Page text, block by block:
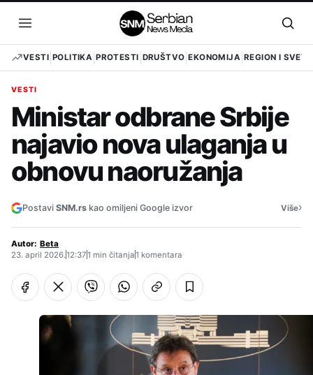
sadržaj
Otvori
meni
VESTI POLITIKA PROTESTI DRUŠTVO EKONOMIJA REGION I SVET
VESTI
Ministar odbrane Srbije
najavio nova ulaganja u
obnovu naoružanja
Postavi SNM.rs kao omiljeni Google izvor Više›
Autor: Beta
23. april 2026.12:371 min čitanja1 komentara